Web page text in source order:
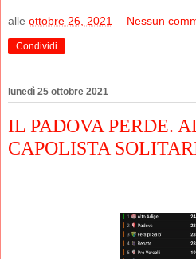
alle ottobre 26, 2021 Nessun
Condividi
lunedì 25 ottobre 2021
IL PADOVA PERDE.
CAPOLISTA